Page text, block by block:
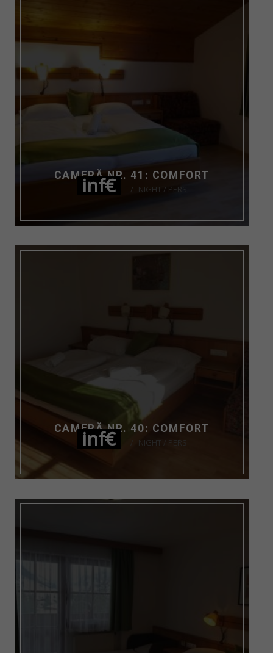
CAMERĂ NR. 41: COMFORT
inf€ NIGHT / PERS
CAMERĂ NR. 40: COMFORT
inf€ NIGHT / PERS